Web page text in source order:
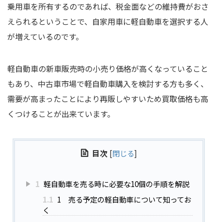
乗用車を所有するのであれば、税金面などの維持費がおさ
えられるということで、自家用車に軽自動車を選択する人
が増えているのです。
軽自動車の新車販売時の小売り価格が高くなっていること
もあり、中古車市場で軽自動車購入を検討する方も多く、
需要が高まったことにより再販しやすいため買取価格も高
くつけることが出来ています。
目次 [閉じる]
1 軽自動車を売る時に必要な10個の手順を解説
1.1 1 売る予定の軽自動車について知ってお
く